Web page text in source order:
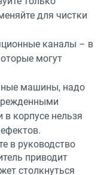
для чистки
каналы – в
могут
машины, надо
корпусе нельзя
в руководство
приводит
столкнуться